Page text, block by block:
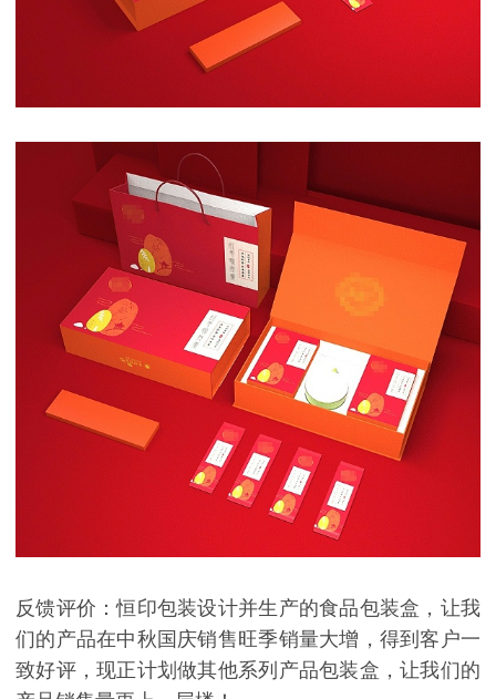
反馈评价：恒印包装设计并生产的食品包装盒，让我
们的产品在中秋国庆销售旺季销量大增，得到客户一
致好评，现正计划做其他系列产品包装盒，让我们的